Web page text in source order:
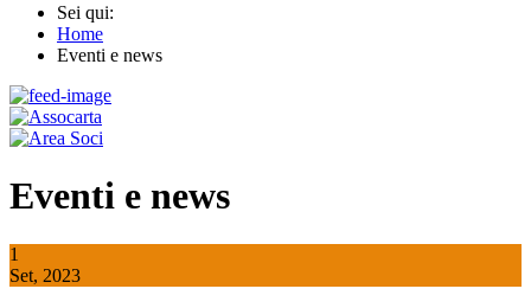
Sei qui:
Home
Eventi e news
Eventi e news
1
Set, 2023